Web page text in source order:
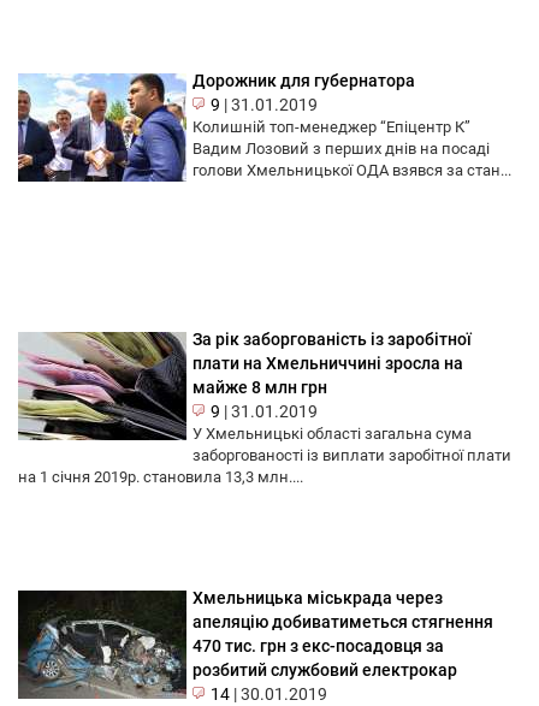
Дорожник для губернатора
9 |31.01.2019
Колишній топ-менеджер “Епіцентр К”
Вадим Лозовий з перших днів на посаді
голови Хмельницької ОДА взявся за стан...
За рік заборгованість із заробітної
плати на Хмельниччині зросла на
майже 8 млн грн
9 |31.01.2019
У Хмельницькі області загальна сума
заборгованості із виплати заробітної плати
на 1 січня 2019р. становила 13,3 млн....
Хмельницька міськрада через
апеляцію добиватиметься стягнення
470 тис. грн з екс-посадовця за
розбитий службовий електрокар
14 |30.01.2019